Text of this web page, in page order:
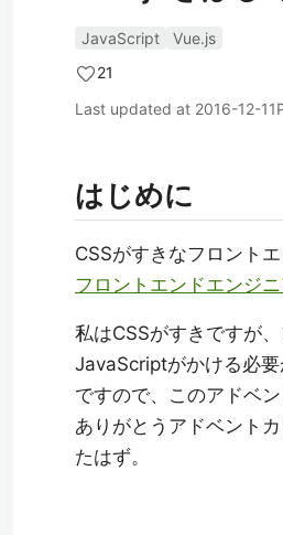
JavaScript
Vue.js
21
Last updated at 2016-12-11
はじめに
CSSがすきなフロント
フロントエンドエンジ
私はCSSがすきですが
JavaScriptがかける必要
ですので、このアドベ
ありがとうアドベント
たはず。